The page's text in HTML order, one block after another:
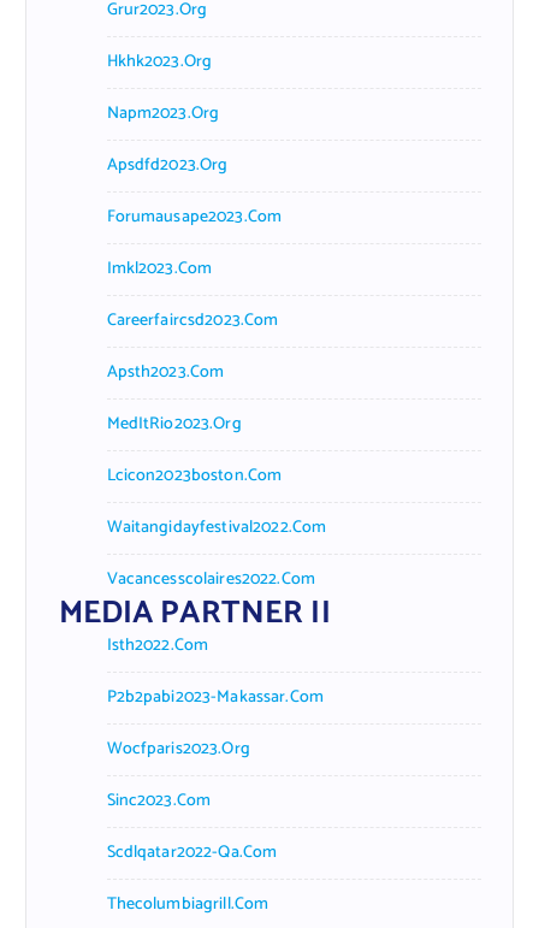
Grur2023.org
Hkhk2023.org
Napm2023.org
Apsdfd2023.org
Forumausape2023.com
Imkl2023.com
Careerfaircsd2023.com
Apsth2023.com
MedItRio2023.org
Lcicon2023boston.com
Waitangidayfestival2022.com
Vacancesscolaires2022.com
MEDIA PARTNER II
Isth2022.com
P2b2pabi2023-Makassar.com
Wocfparis2023.org
Sinc2023.com
Scdlqatar2022-Qa.com
Thecolumbiagrill.com